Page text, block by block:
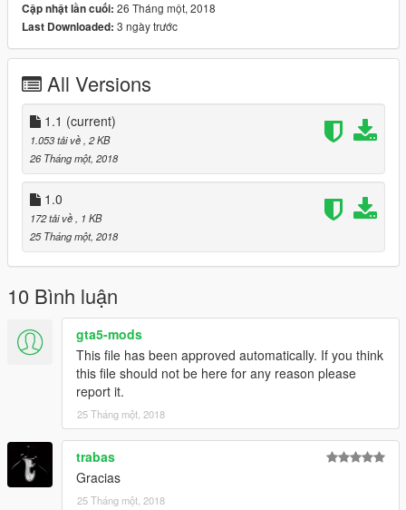
ImNotMental's Premium Deluxe Motorsport Car Dealership
https://es.gta5-mods.com/scripts/premium-deluxe-motorsports-
car-shop
Registros de cambios
1.0-Primera versión
1.1-Cambiar "Puertas Abiertas" y "Puertas Cerradas" a
"Puertas Cerradas" y "Puertas Abiertas". También se agrega
mexican.cfg. Gracias a Kakashi32 por encontrar estos textos
mal traducidos
English
ABOUT
Since nobody do the Spanish translation of Premium Deluxe
Motorsports Car Dealership. So I decide to translate it.
REQUIRES
OpenIV
Legit copies of GTA V
ImNotMental's Premium Deluxe Motorsport Car Dealership
Scripthook V
Scripthook V .NET
INSTALLATION
Easy as pie, just extract spanish.cfg and mexican.cfg to GTA
V/scripts/PremiumDeluxeMotorsport/Language and overwirte
the untranslated file
Cập nhật lần cuối: 26 Tháng một, 2018
Last Downloaded: 3 ngày trước
All Versions
1.1 (current)
1.053 tải về, 2 KB
26 Tháng một, 2018
1.0
172 tải về, 1 KB
25 Tháng một, 2018
10 Bình luận
gta5-mods
This file has been approved automatically. If you think
this file should not be here for any reason please
report it.
25 Tháng một, 2018
trabas
Gracias
25 Tháng một, 2018